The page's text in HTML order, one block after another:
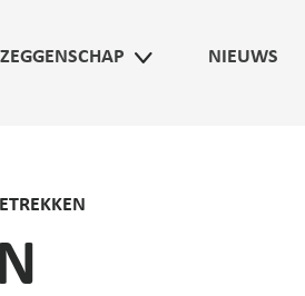
NIEUWS